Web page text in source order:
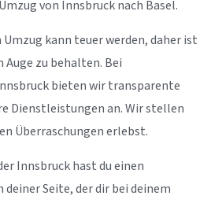
von Innsbruck nach Basel.
Umzug kann teuer werden, daher ist
Auge zu behalten. Bei
bieten wir transparente
Dienstleistungen an. Wir stellen
Überraschungen erlebst.
Innsbruck hast du einen
Seite, der dir bei deinem